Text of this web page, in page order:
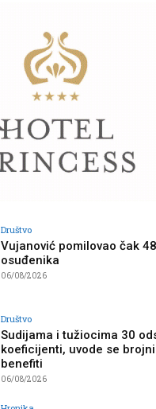
Društvo
Vujanović pomilovao čak
osuđenika
06/08/2026
Društvo
Sudijama i tužiocima 30
koeficijenti, uvode se
benefiti
06/08/2026